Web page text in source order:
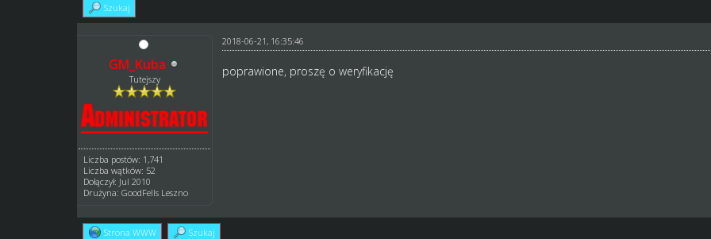
Szukaj
GM_Kuba
Tutejszy
Liczba postów: 1,741
Liczba wątków: 52
Dołączył: Jul 2010
Drużyna: GoodFells Leszno
2018-06-21, 16:35:46
poprawione, proszę o weryfikację
Strona WWW Szukaj